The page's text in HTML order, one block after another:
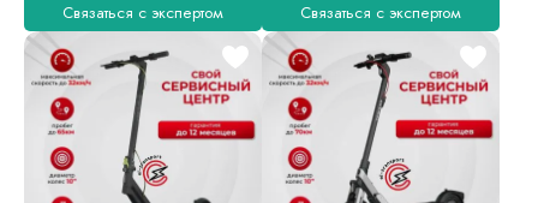
Связаться с экспертом Связаться с экспертом